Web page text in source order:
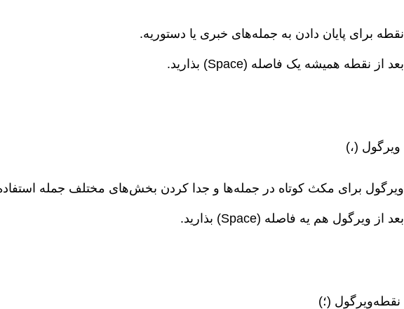
نقطه برای پایان دادن به جمله‌های خبری یا دستوریه.
بعد از نقطه همیشه یک فاصله (Space) بذارید.
ویرگول (،)
ویرگول برای مکث کوتاه در جمله‌ها و جدا کردن بخش‌های مختلف جمله
بعد از ویرگول هم یه فاصله (Space) بذارید.
نقطه‌ویرگول (؛)